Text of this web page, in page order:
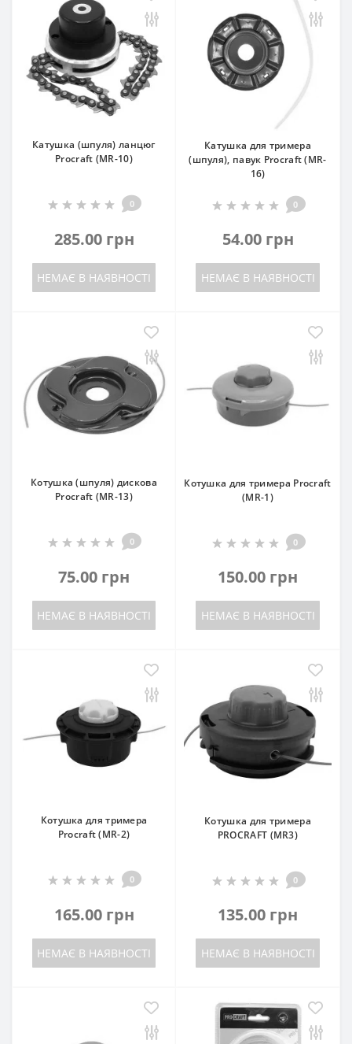
Катушка (шпуля) ланцюг
Procraft (MR-10)
0
285.00 грн
НЕМАЄ В НАЯВНОСТІ
Катушка для тримера
(шпуля), павук Procraft (MR-
16)
0
54.00 грн
НЕМАЄ В НАЯВНОСТІ
Котушка (шпуля) дискова
Procraft (MR-13)
0
75.00 грн
НЕМАЄ В НАЯВНОСТІ
Котушка для тримера Procraft
(MR-1)
0
150.00 грн
НЕМАЄ В НАЯВНОСТІ
Котушка для тримера
Procraft (MR-2)
0
165.00 грн
НЕМАЄ В НАЯВНОСТІ
Котушка для тримера
PROCRAFT (MR3)
0
135.00 грн
НЕМАЄ В НАЯВНОСТІ